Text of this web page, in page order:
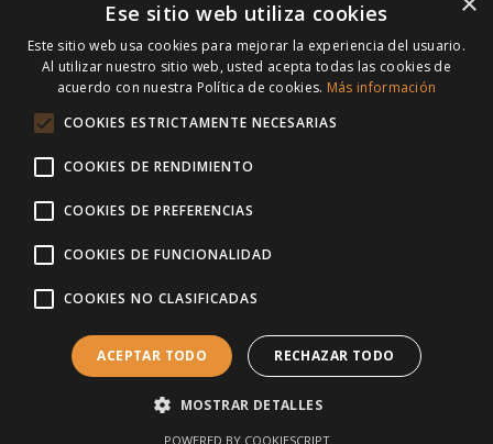
Formularios de seguros
CONTACTO
subastatuseguro.com
Av. Blas Infante 8. Planta 1º Mod. 17
635 38 86 86
635 38 86 86
Copyright © 2023 Subastatuseguro.com. Todos los derechos
reservados.
Ese sitio web utiliza cookies
Este sitio web usa cookies para mejorar la experiencia del usuario.
Al utilizar nuestro sitio web, usted acepta todas las cookies de
acuerdo con nuestra Política de cookies. Más información
COOKIES ESTRICTAMENTE NECESARIAS
COOKIES DE RENDIMIENTO
COOKIES DE PREFERENCIAS
COOKIES DE FUNCIONALIDAD
COOKIES NO CLASIFICADAS
ACEPTAR TODO RECHAZAR TODO
MOSTRAR DETALLES
POWERED BY COOKIESCRIPT